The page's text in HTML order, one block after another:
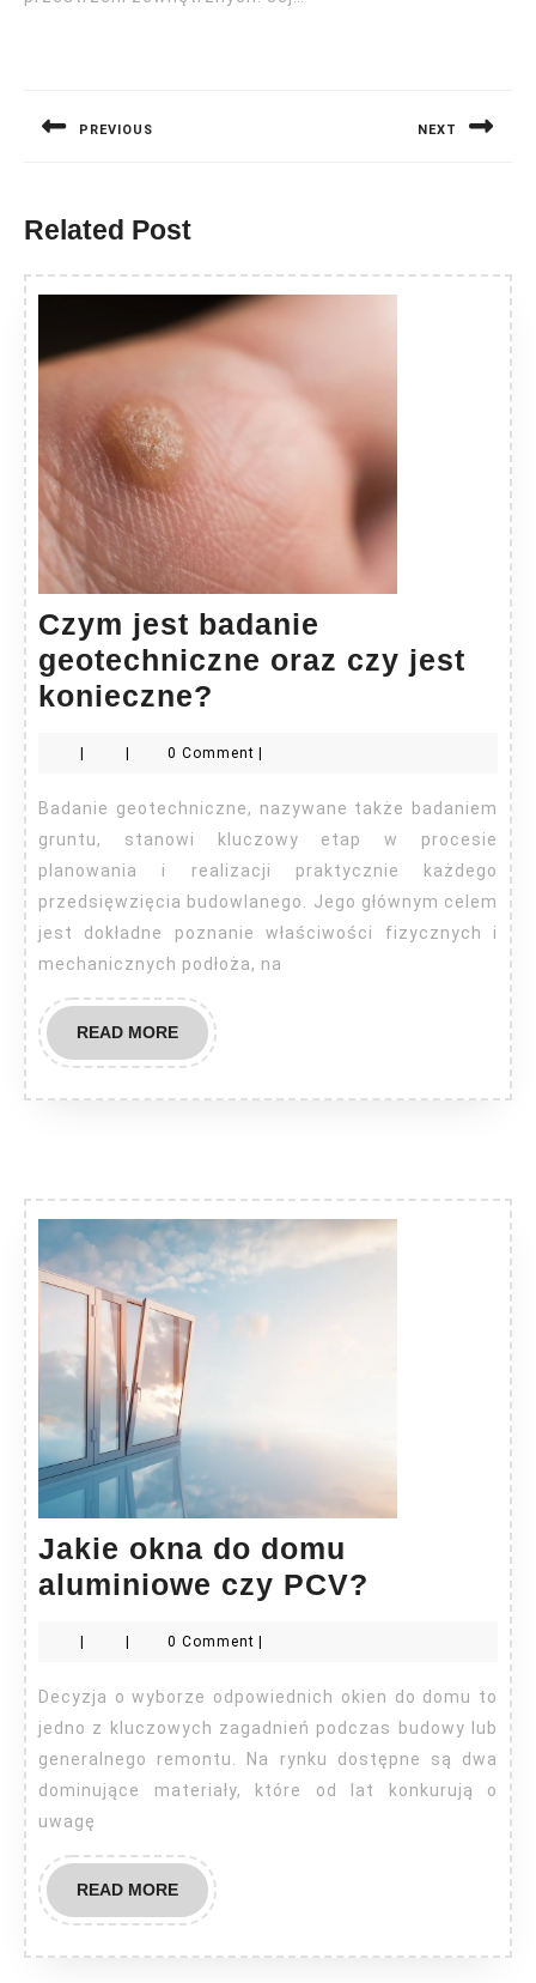
PREVIOUS NEXT
Related Post
Czym jest badanie
geotechniczne oraz czy jest
konieczne?
badanie
geotechniczne
oraz
czy
jest
konieczne?
0 Comment
Badanie geotechniczne, nazywane także badaniem
gruntu, stanowi kluczowy etap w procesie
planowania i realizacji praktycznie każdego
przedsięwzięcia budowlanego. Jego głównym celem
jest dokładne poznanie właściwości fizycznych i
mechanicznych podłoża, na
READ MOREREAD
MORE
Jakie okna do domu
aluminiowe czy PCV?
domu
czy
PCV?
| | 0 Comment |
Decyzja o wyborze odpowiednich okien do domu to
jedno z kluczowych zagadnień podczas budowy lub
generalnego remontu. Na rynku dostępne są dwa
dominujące materiały, które od lat konkurują o
uwagę
READ MOREREAD
MORE